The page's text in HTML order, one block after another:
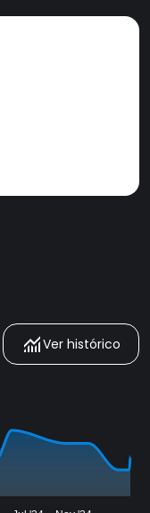
Ver histórico